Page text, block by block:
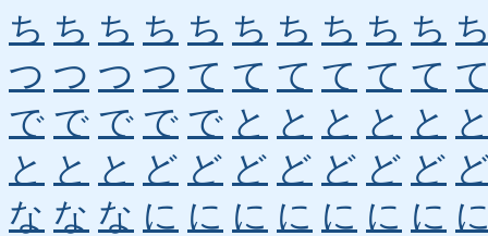
ち ち ち ち ち ち ち ち ち ち
つ つ つ つ て て て て て て
で で で で で と と と と と
と と と ど ど ど ど ど ど ど
な な な に に に に に に に